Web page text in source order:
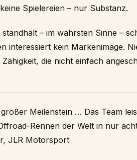
Spielereien – nur Substanz.
– im wahrsten Sinne –
interessiert kein Markenimage.
die nicht einfach
Meilenstein … Das Team
Rennen der Welt in nur
JLR Motorsport